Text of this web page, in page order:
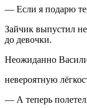
— Если я подарю
Зайчик выпустил
до девочки.
Неожиданно
невероятную
— А теперь